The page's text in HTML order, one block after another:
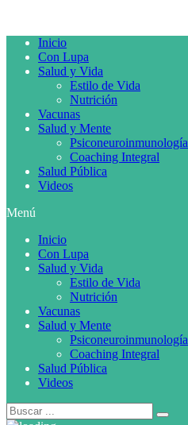
Inicio
Con Lupa
Salud y Vida
Estilo de Vida
Nutrición
Vacunas
Salud y Mente
Psiconeuroinmunología
Coaching Integral
Salud Pública
Videos
Menú
Inicio
Con Lupa
Salud y Vida
Estilo de Vida
Nutrición
Vacunas
Salud y Mente
Psiconeuroinmunología
Coaching Integral
Salud Pública
Videos